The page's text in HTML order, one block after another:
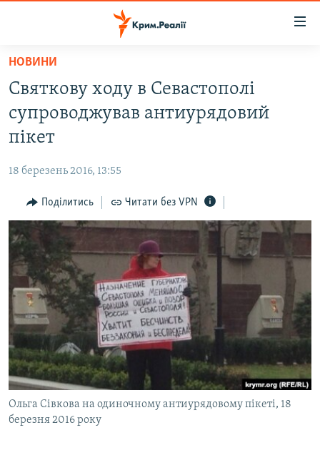
Перейти
основного
матеріалу
Перейти
до
основної
навігації
Перейти
до
пошуку
ВОДА.КРИМ
ВІДЕО ТА ФОТО
БЛОГИ
ПОГЛЯД
ІНТЕРВ'Ю
ВСЕ ЗА ДЕНЬ
СПЕЦПРОЕКТИ
ДЕПОРТАЦІЯ
ВІДЕОУРОКИ «ELIFBE»
СВІДЧЕННЯ ОКУПАЦІЇ
УКРАЇНСЬКА ПРОБЛЕМА КРИМУ
ІНФОГРАФІКА
ЯК ОБІЙТИ БЛОКУВАННЯ
Русский
Qırımtatar
ДОЛУЧАЙСЯ!
НОВИНИ
Святкову ходу в Севастополі
супроводжував антиурядовий
пікет
18 березень 2016, 13:55
Поділитись Читати без VPN
Ольга Сівкова на одиночному антиурядовому пікеті, 18
березня 2016 року